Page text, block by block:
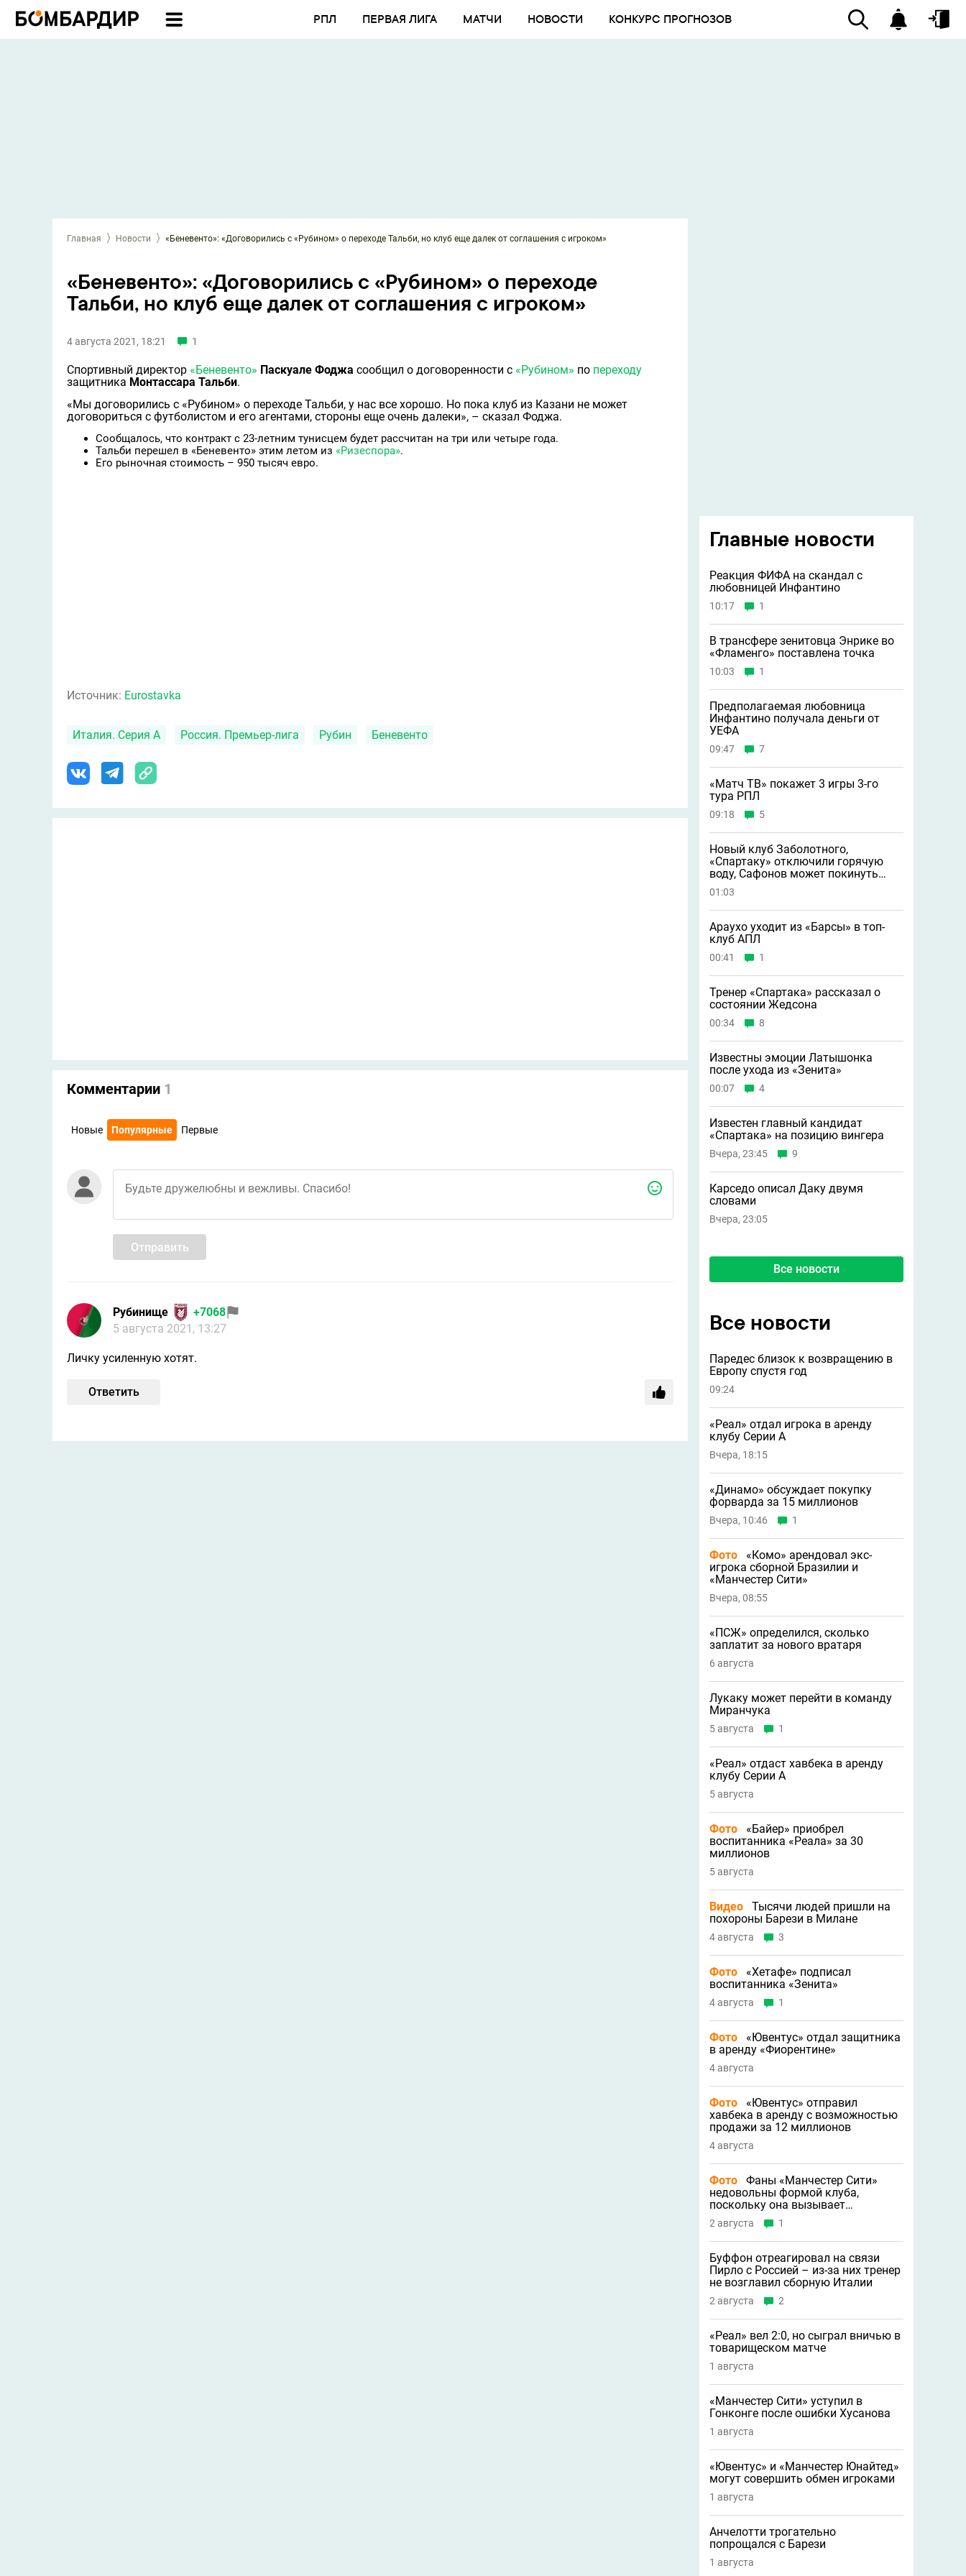
РПЛ ПЕРВАЯ ЛИГА МАТЧИ НОВОСТИ КОНКУРС ПРОГНОЗОВ
Главная Новости «Беневенто»: «Договорились с «Рубином» о переходе Тальби, но клуб еще далек от соглашения с игроком»
«Беневенто»: «Договорились с «Рубином» о переходе
Тальби, но клуб еще далек от соглашения с игроком»
4 августа 2021, 18:21 1
Спортивный директор «Беневенто» Паскуале Фоджа сообщил о договоренности с «Рубином» по переходу
защитника Монтассара Тальби.
«Мы договорились с «Рубином» о переходе Тальби, у нас все хорошо. Но пока клуб из Казани не может
договориться с футболистом и его агентами, стороны еще очень далеки», – сказал Фоджа.
Сообщалось, что контракт с 23-летним тунисцем будет рассчитан на три или четыре года.
Тальби перешел в «Беневенто» этим летом из «Ризеспора».
Его рыночная стоимость – 950 тысяч евро.
Источник: Eurostavka
Италия. Серия А Россия. Премьер-лига Рубин Беневенто
Комментарии 1
Новые Популярные Первые
Отправить
Рубинище
+7068
5 августа 2021, 13:27
Личку усиленную хотят.
Ответить
Главные новости
Реакция ФИФА на скандал с
любовницей Инфантино
10:17 1
В трансфере зенитовца Энрике во
«Фламенго» поставлена точка
10:03 1
Предполагаемая любовница
Инфантино получала деньги от
УЕФА
09:47 7
«Матч ТВ» покажет 3 игры 3-го
тура РПЛ
09:18 5
Новый клуб Заболотного,
«Спартаку» отключили горячую
воду, Сафонов может покинуть
«ПСЖ» и другие новости
01:03
Араухо уходит из «Барсы» в топ-
клуб АПЛ
00:41 1
Тренер «Спартака» рассказал о
состоянии Жедсона
00:34 8
Известны эмоции Латышонка
после ухода из «Зенита»
00:07 4
Известен главный кандидат
«Спартака» на позицию вингера
Вчера, 23:45 9
Карседо описал Даку двумя
словами
Вчера, 23:05
Все новости
Все новости
Паредес близок к возвращению в
Европу спустя год
09:24
«Реал» отдал игрока в аренду
клубу Серии А
Вчера, 18:15
«Динамо» обсуждает покупку
форварда за 15 миллионов
Вчера, 10:46 1
Фото
«Комо» арендовал экс-
игрока сборной Бразилии и
«Манчестер Сити»
Вчера, 08:55
«ПСЖ» определился, сколько
заплатит за нового вратаря
6 августа
Лукаку может перейти в команду
Миранчука
5 августа 1
«Реал» отдаст хавбека в аренду
клубу Серии A
5 августа
Фото
«Байер» приобрел
воспитанника «Реала» за 30
миллионов
5 августа
Видео
Тысячи людей пришли на
похороны Барези в Милане
4 августа 3
Фото
«Хетафе» подписал
воспитанника «Зенита»
4 августа 1
Фото
«Ювентус» отдал защитника
в аренду «Фиорентине»
4 августа
Фото
«Ювентус» отправил
хавбека в аренду с возможностью
продажи за 12 миллионов
4 августа
Фото
Фаны «Манчестер Сити»
недовольны формой клуба,
поскольку она вызывает
трипофобию
2 августа 1
Буффон отреагировал на связи
Пирло с Россией – из-за них тренер
не возглавил сборную Италии
2 августа 2
«Реал» вел 2:0, но сыграл вничью в
товарищеском матче
1 августа
«Манчестер Сити» уступил в
Гонконге после ошибки Хусанова
1 августа
«Ювентус» и «Манчестер Юнайтед»
могут совершить обмен игроками
1 августа
Анчелотти трогательно
попрощался с Барези
1 августа